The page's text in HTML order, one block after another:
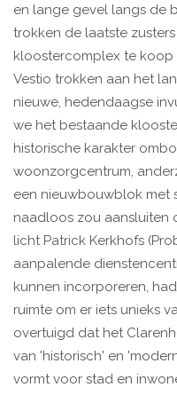
en lange gevel langs de
trokken de laatste
kloostercomplex te koop
Vestio trokken aan het
nieuwe, hedendaagse
we het bestaande
historische karakter
woonzorgcentrum,
een nieuwbouwblok met
naadloos zou aansluiten
licht Patrick Kerkhofs
aanpalende
kunnen incorporeren,
ruimte om er iets unieks
overtuigd dat het
van 'historisch' en
vormt voor stad en